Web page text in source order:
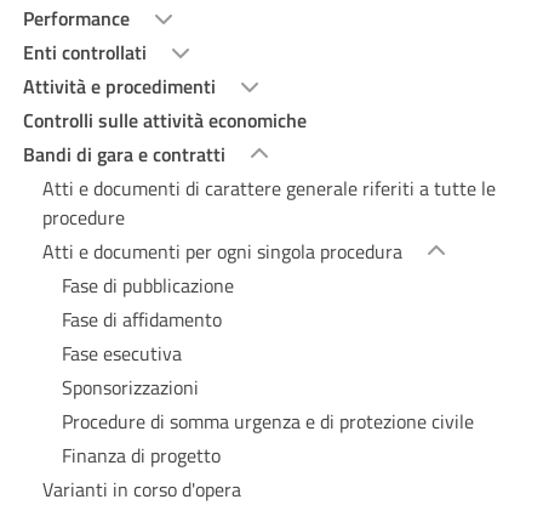
Performance
Enti controllati
Attività e procedimenti
Controlli sulle attività economiche
Bandi di gara e contratti
Atti e documenti di carattere generale riferiti a tutte le
procedure
Atti e documenti per ogni singola procedura
Fase di pubblicazione
Fase di affidamento
Fase esecutiva
Sponsorizzazioni
Procedure di somma urgenza e di protezione civile
Finanza di progetto
Varianti in corso d'opera